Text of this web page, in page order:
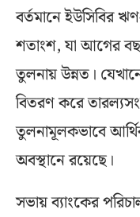
বর্তমানে
শতাংশ, যা আগের
তুলনায় উন্নত।
বিতরণ করে
তুলনামূলকভাবে
অবস্থানে রয়েছে।
সভায় ব্যাংকের